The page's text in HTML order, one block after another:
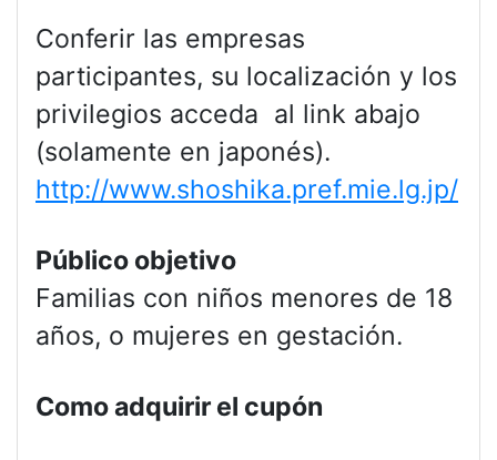
Conferir las empresas
participantes, su localización y los
privilegios acceda al link abajo
(solamente en japonés).
http://www.shoshika.pref.mie.lg.jp/
Público objetivo
Familias con niños menores de 18
años, o mujeres en gestación.
Como adquirir el cupón